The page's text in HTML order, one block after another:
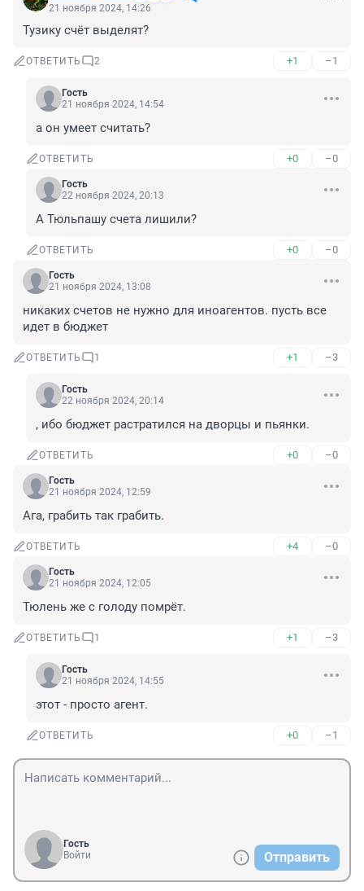
21 ноября 2024, 14:26
Тузику счёт выделят?
ОТВЕТИТЬ 2 +1 –1
Гость
21 ноября 2024, 14:54
а он умеет считать?
ОТВЕТИТЬ +0 –0
Гость
22 ноября 2024, 20:13
А Тюльпашу счета лишили?
ОТВЕТИТЬ +0 –0
Гость
21 ноября 2024, 13:08
никаких счетов не нужно для иноагентов. пусть все
идет в бюджет
ОТВЕТИТЬ 1 +1 –3
Гость
22 ноября 2024, 20:14
, ибо бюджет растратился на дворцы и пьянки.
ОТВЕТИТЬ +0 –0
Гость
21 ноября 2024, 12:59
Ага, грабить так грабить.
ОТВЕТИТЬ +4 –0
Гость
21 ноября 2024, 12:05
Тюлень же с голоду помрёт.
ОТВЕТИТЬ 1 +1 –3
Гость
21 ноября 2024, 14:55
этот - просто агент.
ОТВЕТИТЬ +0 –1
Гость
Войти
Отправить